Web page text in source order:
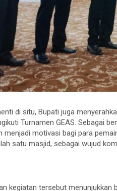
di situ, Bupati juga
Turnamen GEAS. Sebagai
menjadi motivasi bagi para
satu masjid, sebagai wujud
kegiatan tersebut menunjukkan